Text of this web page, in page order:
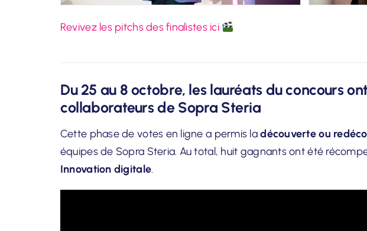
Revivez les pitchs des finalistes ici
Du 25 au 8 octobre, les lauréats du concours
collaborateurs de Sopra Steria
Cette phase de votes en ligne a permis ladécouverte ou
équipes de Sopra Steria. Au total, huit gagnants ont été
Innovation digitale.